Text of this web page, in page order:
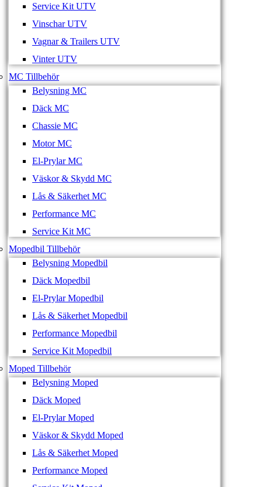
Service Kit UTV
Vinschar UTV
Vagnar & Trailers UTV
Vinter UTV
MC Tillbehör
Belysning MC
Däck MC
Chassie MC
Motor MC
El-Prylar MC
Väskor & Skydd MC
Lås & Säkerhet MC
Performance MC
Service Kit MC
Mopedbil Tillbehör
Belysning Mopedbil
Däck Mopedbil
El-Prylar Mopedbil
Lås & Säkerhet Mopedbil
Performance Mopedbil
Service Kit Mopedbil
Moped Tillbehör
Belysning Moped
Däck Moped
El-Prylar Moped
Väskor & Skydd Moped
Lås & Säkerhet Moped
Performance Moped